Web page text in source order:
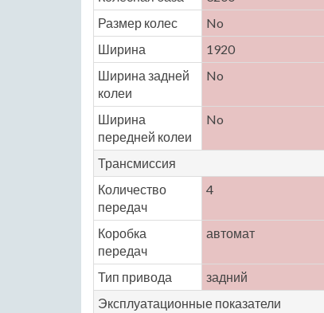
Размер колес
No
Ширина
1920
Ширина задней
колеи
No
Ширина
передней колеи
No
Трансмиссия
Количество
передач
4
Коробка
передач
автомат
Тип привода задний
Эксплуатационные показатели